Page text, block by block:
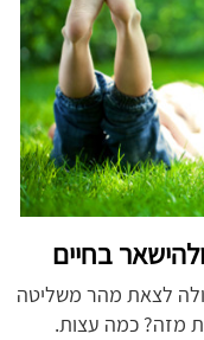
בחיים
לצאת מהר משליטה
מזה? כמה עצות.